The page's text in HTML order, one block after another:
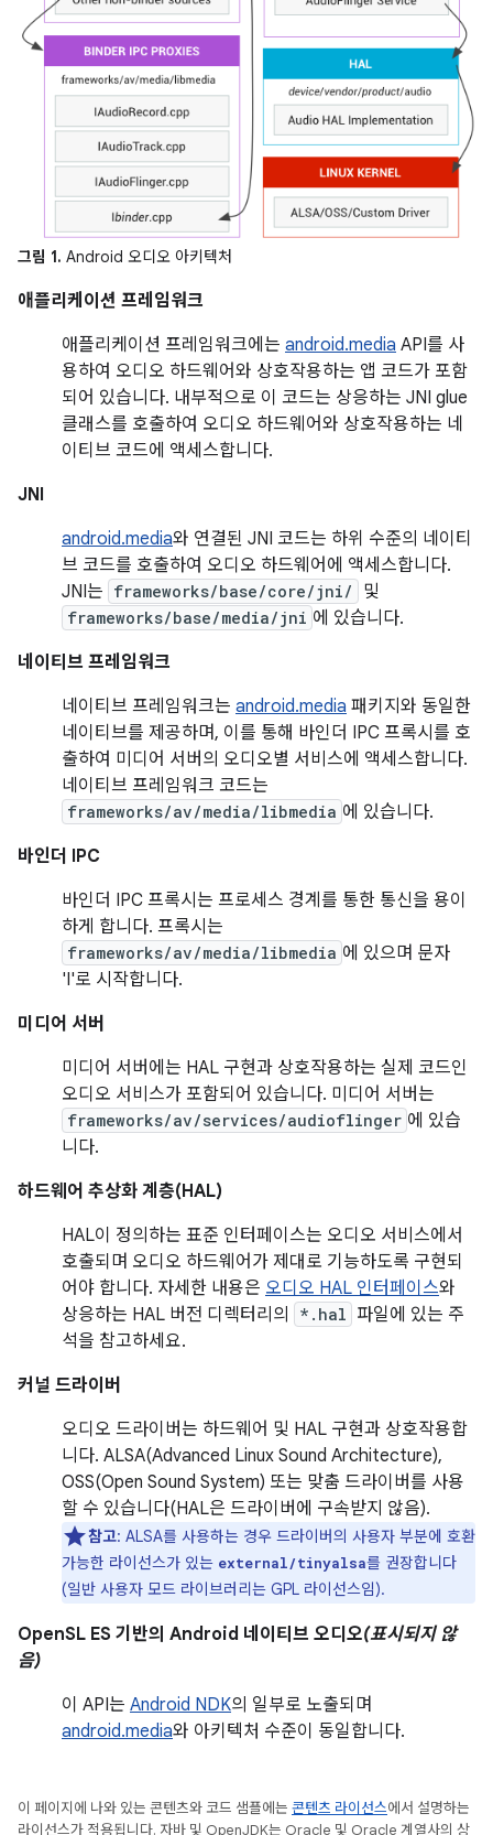
그림 1. Android 오디오 아키텍처
애플리케이션 프레임워크
애플리케이션 프레임워크에는 android.media API를 사
용하여 오디오 하드웨어와 상호작용하는 앱 코드가 포함
되어 있습니다. 내부적으로 이 코드는 상응하는 JNI glue
클래스를 호출하여 오디오 하드웨어와 상호작용하는 네
이티브 코드에 액세스합니다.
JNI
android.media와 연결된 JNI 코드는 하위 수준의 네이티
브 코드를 호출하여 오디오 하드웨어에 액세스합니다.
JNI는 frameworks/base/core/jni/ 및
frameworks/base/media/jni 에 있습니다.
네이티브 프레임워크
네이티브 프레임워크는 android.media 패키지와 동일한
네이티브를 제공하며, 이를 통해 바인더 IPC 프록시를 호
출하여 미디어 서버의 오디오별 서비스에 액세스합니다.
네이티브 프레임워크 코드는
frameworks/av/media/libmedia 에 있습니다.
바인더 IPC
바인더 IPC 프록시는 프로세스 경계를 통한 통신을 용이
하게 합니다. 프록시는
frameworks/av/media/libmedia 에 있으며 문자
'I'로 시작합니다.
미디어 서버
미디어 서버에는 HAL 구현과 상호작용하는 실제 코드인
오디오 서비스가 포함되어 있습니다. 미디어 서버는
frameworks/av/services/audioflinger 에 있습
니다.
하드웨어 추상화 계층(HAL)
HAL이 정의하는 표준 인터페이스는 오디오 서비스에서
호출되며 오디오 하드웨어가 제대로 기능하도록 구현되
어야 합니다. 자세한 내용은 오디오 HAL 인터페이스와
상응하는 HAL 버전 디렉터리의
*.hal 파일에 있는 주
석을 참고하세요.
커널 드라이버
오디오 드라이버는 하드웨어 및 HAL 구현과 상호작용합
니다. ALSA(Advanced Linux Sound Architecture),
OSS(Open Sound System) 또는 맞춤 드라이버를 사용
할 수 있습니다(HAL은 드라이버에 구속받지 않음).
참고: ALSA를 사용하는 경우 드라이버의 사용자 부분에 호환
가능한 라이선스가 있는 external/tinyalsa를 권장합니다
(일반 사용자 모드 라이브러리는 GPL 라이선스임).
OpenSL ES 기반의 Android 네이티브 오디오(표시되지 않
음)
이 API는 Android NDK의 일부로 노출되며
android.media와 아키텍처 수준이 동일합니다.
이 페이지에 나와 있는 콘텐츠와 코드 샘플에는 콘텐츠 라이선스에서 설명하는
라이선스가 적용됩니다. 자바 및 OpenJDK는 Oracle 및 Oracle 계열사의 상